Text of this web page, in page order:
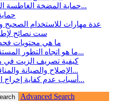
حماية المضخة الغاطسة المقاومة للتآكل والاستخدام...
عدة مهارات للاستخدام
ست نصائح
ما هي محتويات
ما هو اتجاه التطور المستقبلي لصناعة المضخات الغ...
كيفية تصريف الزيت في
الإصلاح والصيانة والمناقشة الفنية لصيانة مضخة ا...
أسباب عدم كفاية إخراج المياه من مضخات الآبار ال...
Advanced Search